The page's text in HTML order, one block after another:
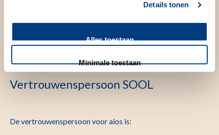
Details tonen
Alles toestaan
Minimale toestaan
Vertrouwenspersoon SOOL
De vertrouwenspersoon voor aios is: